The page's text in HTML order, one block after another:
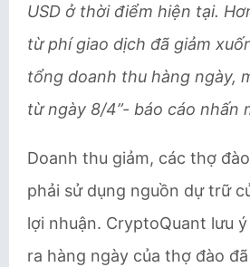
USD ở thời điểm hiện tại.
từ phí giao dịch đã giảm
tổng doanh thu hàng ngày,
từ ngày 8/4”- báo cáo nhấn
Doanh thu giảm, các thợ
phải sử dụng nguồn dự trữ
lợi nhuận. CryptoQuant lưu
ra hàng ngày của thợ đào